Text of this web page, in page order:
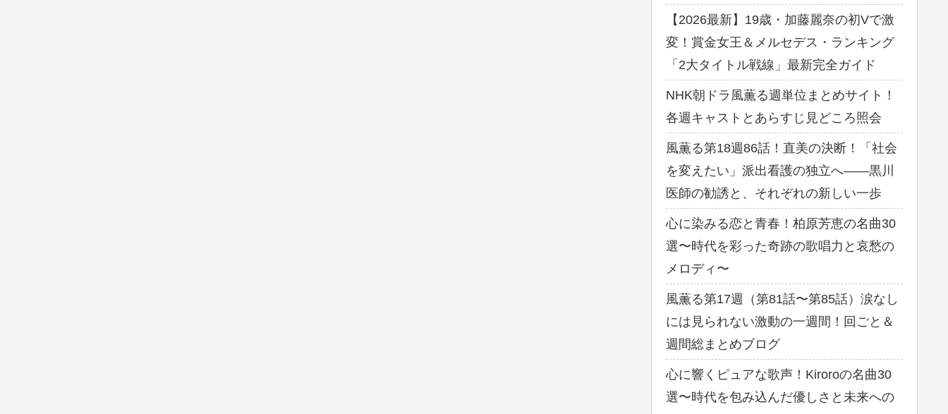
【2026最新】19歳・加藤麗奈の初Vで激
変！賞金女王＆メルセデス・ランキング
「2大タイトル戦線」最新完全ガイド
NHK朝ドラ風薫る週単位まとめサイト！
各週キャストとあらすじ見どころ照会
風薫る第18週86話！直美の決断！「社会
を変えたい」派出看護の独立へ——黒川
医師の勧誘と、それぞれの新しい一歩
心に染みる恋と青春！柏原芳恵の名曲30
選〜時代を彩った奇跡の歌唱力と哀愁の
メロディ〜
風薫る第17週（第81話〜第85話）涙なし
には見られない激動の一週間！回ごと＆
週間総まとめブログ
心に響くピュアな歌声！Kiroroの名曲30
選〜時代を包み込んだ優しさと未来への